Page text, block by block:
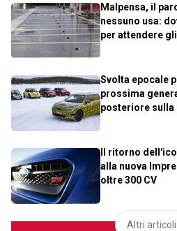
Malpensa, il
nessuno usa:
per attendere
Svolta epocale
prossima
posteriore sulla
Il ritorno
alla nuova
oltre 300 CV
Altri articoli